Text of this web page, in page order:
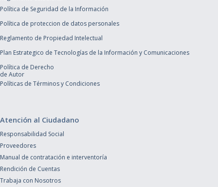
Política de Seguridad de la Información
Política de proteccion de datos personales
Reglamento de Propiedad Intelectual
Plan Estrategico de Tecnologías de la Información y Comunicaciones
Política de Derecho
de Autor
Políticas de Términos y Condiciones
Atención al Ciudadano
Responsabilidad Social
Proveedores
Manual de contratación e interventoría
Rendición de Cuentas
Trabaja con Nosotros